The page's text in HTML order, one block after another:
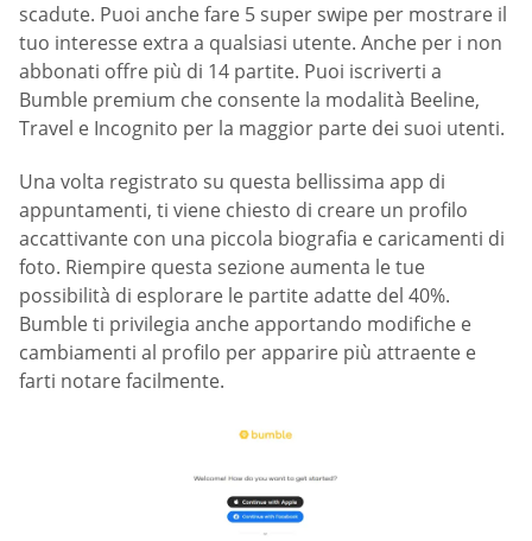
scadute. Puoi anche fare 5 super swipe per mostrare il
tuo interesse extra a qualsiasi utente. Anche per i non
abbonati offre più di 14 partite. Puoi iscriverti a
Bumble premium che consente la modalità Beeline,
Travel e Incognito per la maggior parte dei suoi utenti.
Una volta registrato su questa bellissima app di
appuntamenti, ti viene chiesto di creare un profilo
accattivante con una piccola biografia e caricamenti di
foto. Riempire questa sezione aumenta le tue
possibilità di esplorare le partite adatte del 40%.
Bumble ti privilegia anche apportando modifiche e
cambiamenti al profilo per apparire più attraente e
farti notare facilmente.